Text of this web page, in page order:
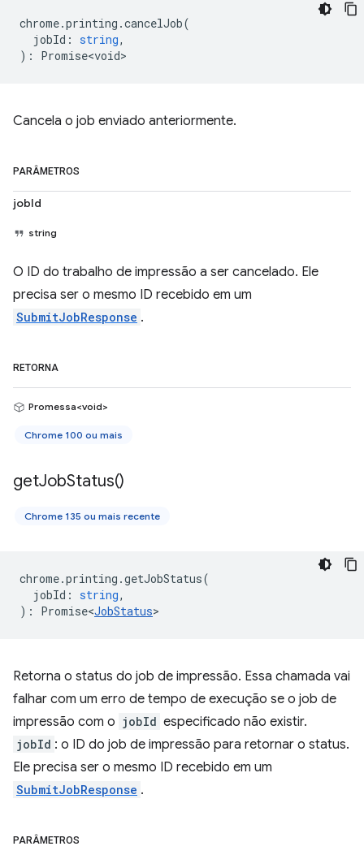
chrome.printing .cancelJob(
jobId : string,
) : Promise<void>
Cancela o job enviado anteriormente.
PARÂMETROS
jobId
string
O ID do trabalho de impressão a ser cancelado. Ele
precisa ser o mesmo ID recebido em um
SubmitJobResponse .
RETORNA
Promessa<void>
Chrome 100 ou mais
getJobStatus()
Chrome 135 ou mais recente
chrome.printing .getJobStatus(
jobId : string,
) : Promise<JobStatus>
Retorna o status do job de impressão. Essa chamada vai
falhar com um erro de tempo de execução se o job de
impressão com o jobId especificado não existir.
jobId : o ID do job de impressão para retornar o status.
Ele precisa ser o mesmo ID recebido em um
SubmitJobResponse .
PARÂMETROS